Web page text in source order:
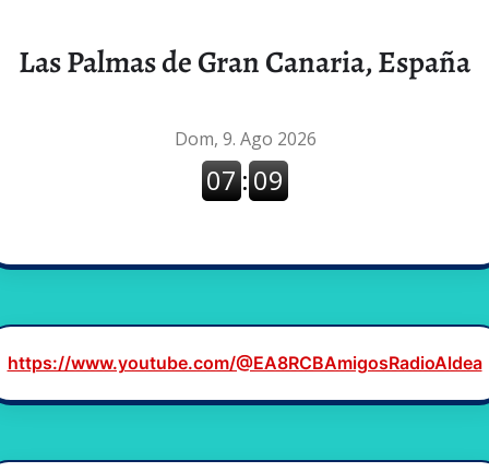
Las Palmas de Gran Canaria, España
https://www.youtube.com/@EA8RCBAmigosRadioAldea